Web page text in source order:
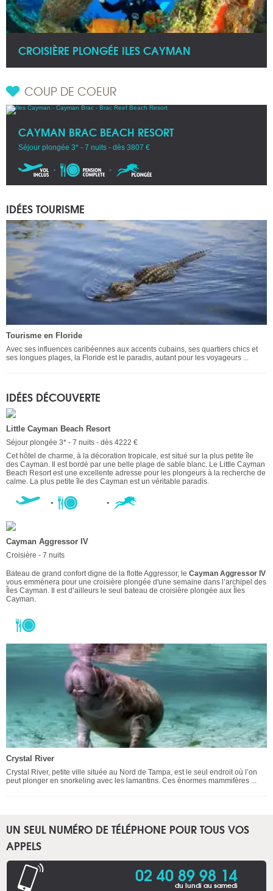
CROISIÈRE PLONGÉE ILES CAYMAN
COUP DE COEUR
CAYMAN BRAC BEACH RESORT
Séjour plongée 3* - 7 nuits - dès 3807 €
IDÉES TOURISME
Tourisme en Floride
Avec ses influences caribéennes aux accents cubains, ses quartiers chics et
ses longues plages, la Floride est le paradis, autant pour les voyageurs ...
IDÉES DÉCOUVERTE
Little Cayman Beach Resort
Séjour plongée 3* - 7 nuits - dès 4222 €
Cet hôtel de charme, à la décoration tropicale, est situé sur la plus petite île
des Cayman. Il est bordé par une belle plage de sable blanc. Le Little Cayman
Beach Resort est une excellente adresse pour les plongeurs à la recherche de
calme. La plus petite île des Cayman est un véritable paradis.
Cayman Aggressor IV
Croisière - 7 nuits
Bateau de grand confort digne de la flotte Aggressor, le Cayman Aggressor IV
vous emmènera pour une croisière plongée d'une semaine dans l’archipel des
Îles Cayman. Il est d’ailleurs le seul bateau de croisière plongée aux Îles
Cayman.
Crystal River
Crystal River, petite ville située au Nord de Tampa, est le seul endroit où l’on
peut plonger en snorkeling avec les lamantins. Ces énormes mammifères ...
UN SEUL NUMÉRO DE TÉLÉPHONE POUR TOUS VOS
APPELS
02 40 89 98 14
du lundi au samedi